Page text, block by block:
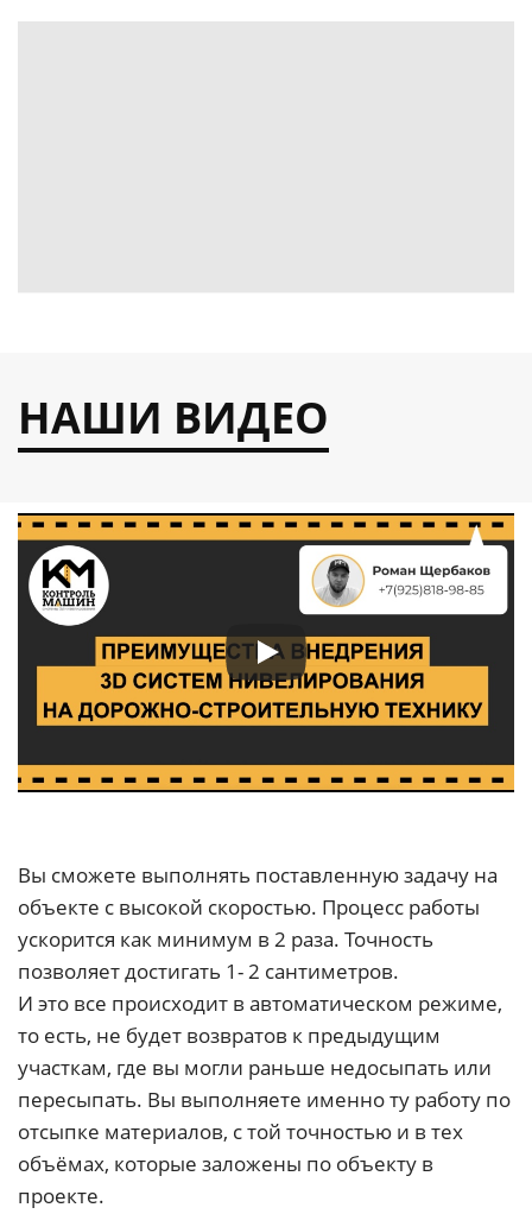
НАШИ ВИДЕО
Вы сможете выполнять поставленную задачу на
объекте с высокой скоростью. Процесс работы
ускорится как минимум в 2 раза. Точность
позволяет достигать 1- 2 сантиметров.
И это все происходит в автоматическом режиме,
то есть, не будет возвратов к предыдущим
участкам, где вы могли раньше недосыпать или
пересыпать. Вы выполняете именно ту работу по
отсыпке материалов, с той точностью и в тех
объёмах, которые заложены по объекту в
проекте.